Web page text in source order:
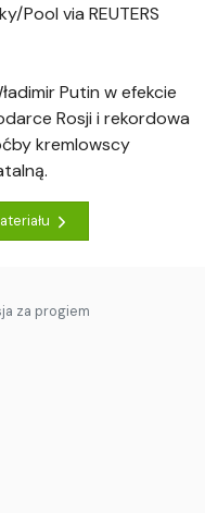
Pool via REUTERS
Putin w efekcie
Rosji i rekordowa
kremlowscy
za progiem